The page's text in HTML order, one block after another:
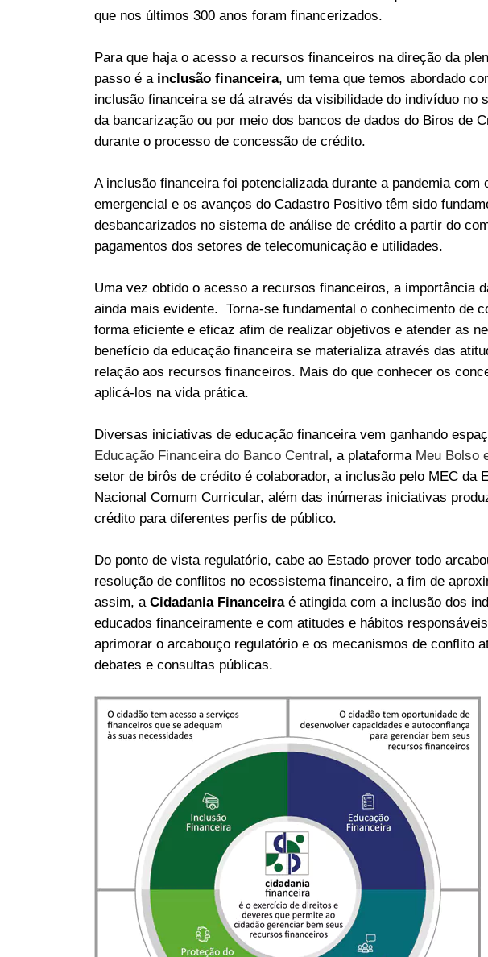
que nos últimos 300 anos foram financerizados.
Para que haja o acesso a recursos financeiros na direção da
passo é a inclusão financeira, um tema que temos abordado
inclusão financeira se dá através da visibilidade do indivíduo no
da bancarização ou por meio dos bancos de dados do Biros de
durante o processo de concessão de crédito.
A inclusão financeira foi potencializada durante a pandemia com
emergencial e os avanços do Cadastro Positivo têm sido
desbancarizados no sistema de análise de crédito a partir do
pagamentos dos setores de telecomunicação e utilidades.
Uma vez obtido o acesso a recursos financeiros, a importância
ainda mais evidente. Torna-se fundamental o conhecimento de
forma eficiente e eficaz afim de realizar objetivos e atender as
benefício da educação financeira se materializa através das
relação aos recursos financeiros. Mais do que conhecer os
aplicá-los na vida prática.
Diversas iniciativas de educação financeira vem ganhando
Educação Financeira do Banco Central, a plataforma Meu Bolso
setor de birôs de crédito é colaborador, a inclusão pelo MEC da
Nacional Comum Curricular, além das inúmeras iniciativas
crédito para diferentes perfis de público.
Do ponto de vista regulatório, cabe ao Estado prover todo
resolução de conflitos no ecossistema financeiro, a fim de
assim, a Cidadania Financeiraé atingida com a inclusão dos
educados financeiramente e com atitudes e hábitos
aprimorar o arcabouço regulatório e os mecanismos de conflito
debates e consultas públicas.